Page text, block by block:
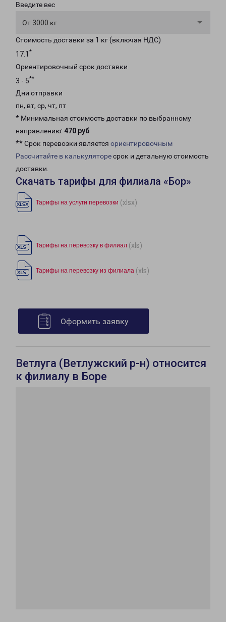
Введите вес
От 3000 кг
Стоимость доставки за 1 кг (включая НДС)
17.1 *
Ориентировочный срок доставки
3 - 5**
Дни отправки
пн, вт, ср, чт, пт
* Минимальная стоимость доставки по выбранному
направлению: 470 руб.
** Срок перевозки является ориентировочным
Рассчитайте в калькуляторесрок и детальную стоимость
доставки.
Скачать тарифы для филиала «Бор»
Тарифы на услуги перевозки (xlsx)
Тарифы на перевозку в филиал (xls)
Тарифы на перевозку из филиала (xls)
Оформить заявку
Ветлуга (Ветлужский р-н) относится
к филиалу в Боре